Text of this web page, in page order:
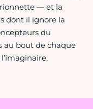
— et la
dont il ignore la
du
au bout de chaque